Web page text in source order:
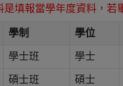
是填報當學年度資料，
學制 學位
學士班 學士
碩士班 碩士